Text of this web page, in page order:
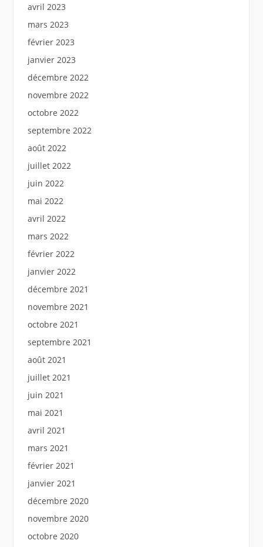
avril 2023
mars 2023
février 2023
janvier 2023
décembre 2022
novembre 2022
octobre 2022
septembre 2022
août 2022
juillet 2022
juin 2022
mai 2022
avril 2022
mars 2022
février 2022
janvier 2022
décembre 2021
novembre 2021
octobre 2021
septembre 2021
août 2021
juillet 2021
juin 2021
mai 2021
avril 2021
mars 2021
février 2021
janvier 2021
décembre 2020
novembre 2020
octobre 2020